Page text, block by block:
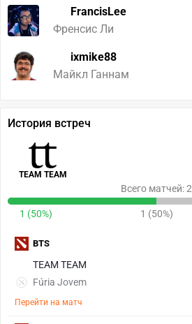
FrancisLee
Френсис Ли
ixmike88
Майкл Ганнам
История встреч
TEAM TEAM
Всего матчей: 2
1 (50%) 1 (50%)
TEAM TEAM
Fúria Jovem
Перейти на матч
BTS